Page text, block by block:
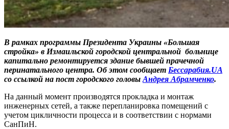
В рамках программы Президента Украины «Большая
стройка» в Измаильской городской центральной больнице
капитально ремонтируется здание бывшей прачечной
перинатального центра. Об этом сообщает Бессарабия.UA
со ссылкой на пост городского головы Андрея Абрамченко.
На данный момент производятся прокладка и монтаж
инженерных сетей, а также перепланировка помещений с
учетом цикличности процесса и в соответствии с нормами
СанПиН.